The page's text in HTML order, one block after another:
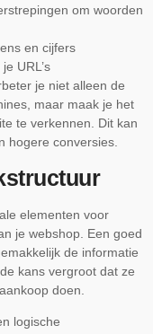
om woorden
en cijfers
URL’s
je niet alleen de
maar maak je het
te verkennen. Dit kan
hogere conversies.
elementen voor
je webshop. Een goed
de informatie
kans vergroot dat ze
doen.
logische